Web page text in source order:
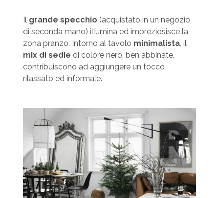
Il grande specchio (acquistato in un negozio
di seconda mano) illumina ed impreziosisce la
zona pranzo. Intorno al tavolo minimalista, il
mix di sedie di colore nero, ben abbinate,
contribuiscono ad aggiungere un tocco
rilassato ed informale.